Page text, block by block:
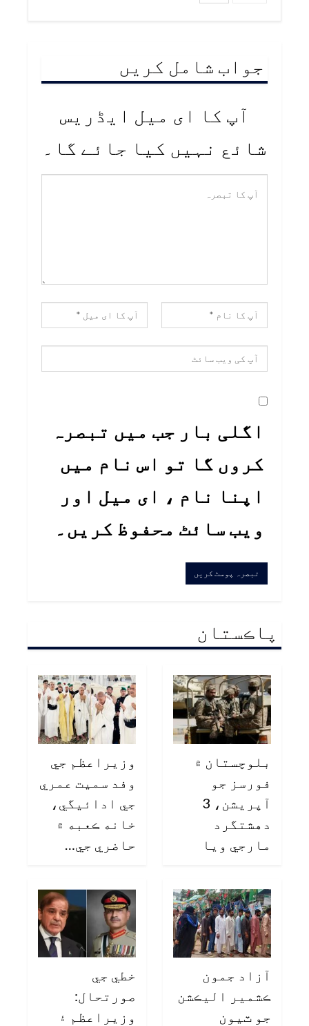
جواب شامل کریں
آپ کا ای میل ایڈریس
شائع نہیں کیا جائے گا۔
اگلی بار جب میں تبصرہ
کروں گا تو اس نام میں
اپنا نام ، ای میل اور
ویب سائٹ محفوظ کریں۔
پاڪستان
بلوچستان ۾
فورسز جو
آپريشن، 3
دهشتگرد
مارجي ويا
وزيراعظم جي
وفد سميت عمري
جي ادائيگي،
خانه ڪعبه ۾
حاضري جي…
آزاد جمون
ڪشمير اليڪشن
جو ٽيون
خطي جي
صورتحال:
وزيراعظم ۽